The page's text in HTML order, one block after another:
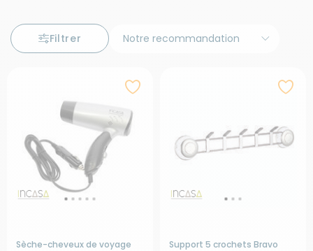
Filtrer
Sèche-cheveux de voyage Support 5 crochets Bravo